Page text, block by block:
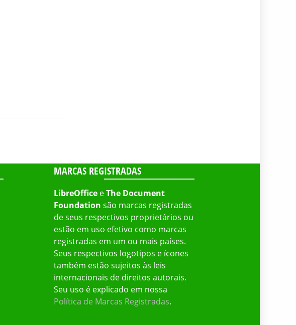
MARCAS REGISTRADAS
LibreOfficeeThe Document
Foundation são marcas registradas
de seus respectivos proprietários ou
estão em uso efetivo como marcas
registradas em um ou mais países.
Seus respectivos logotipos e ícones
também estão sujeitos às leis
internacionais de direitos autorais.
Seu uso é explicado em nossa
Política de Marcas Registradas.